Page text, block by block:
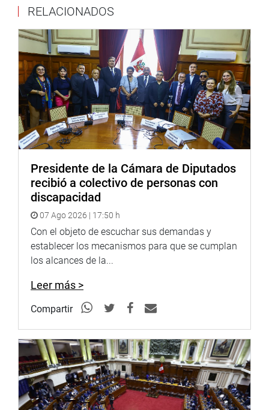
Óscar Jiménez Chura, en la cual se abordaron temas
como la minería informal, la contaminación de cuencas y
la deforestación de los recursos naturales.
ICA
La congresista Kira Alcarraz Aguero visitó el muelle la
“Lagunilla”, ubicado en el distrito de Paracas, en Ica, para
recoger la opinión de los pescadores artesanales sobre la
pesca industrial dentro de la Reserva Nacional de
Paracas.
LA LIBERTAD
El legislador Juan Burgos Oliveros se reunió con los
miembros de la Central de Jubilados del departamento de
La Libertad. En la reunión se comprometió a gestionar la
priorización del debate en el Pleno del Congreso del
Proyecto de Ley N° 935/2021-CR, de su autoría, que
propone el incremento progresivo de la pensión mínima
RELACIONADOS
Presidente de la Cámara de Diputados
recibió a colectivo de personas con
discapacidad
07 Ago 2026 | 17:50 h
Con el objeto de escuchar sus demandas y
establecer los mecanismos para que se cumplan
los alcances de la...
Leer más >
Compartir